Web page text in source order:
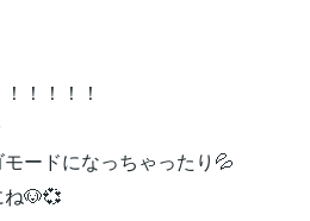
！！！！
ードになっちゃったり💦
🐶💞